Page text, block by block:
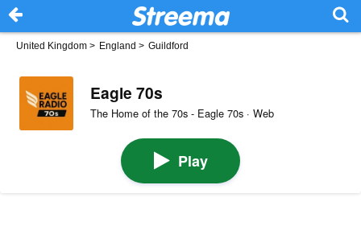
United Kingdom > England > Guildford
Eagle 70s
The Home of the 70s - Eagle 70s · Web
Play